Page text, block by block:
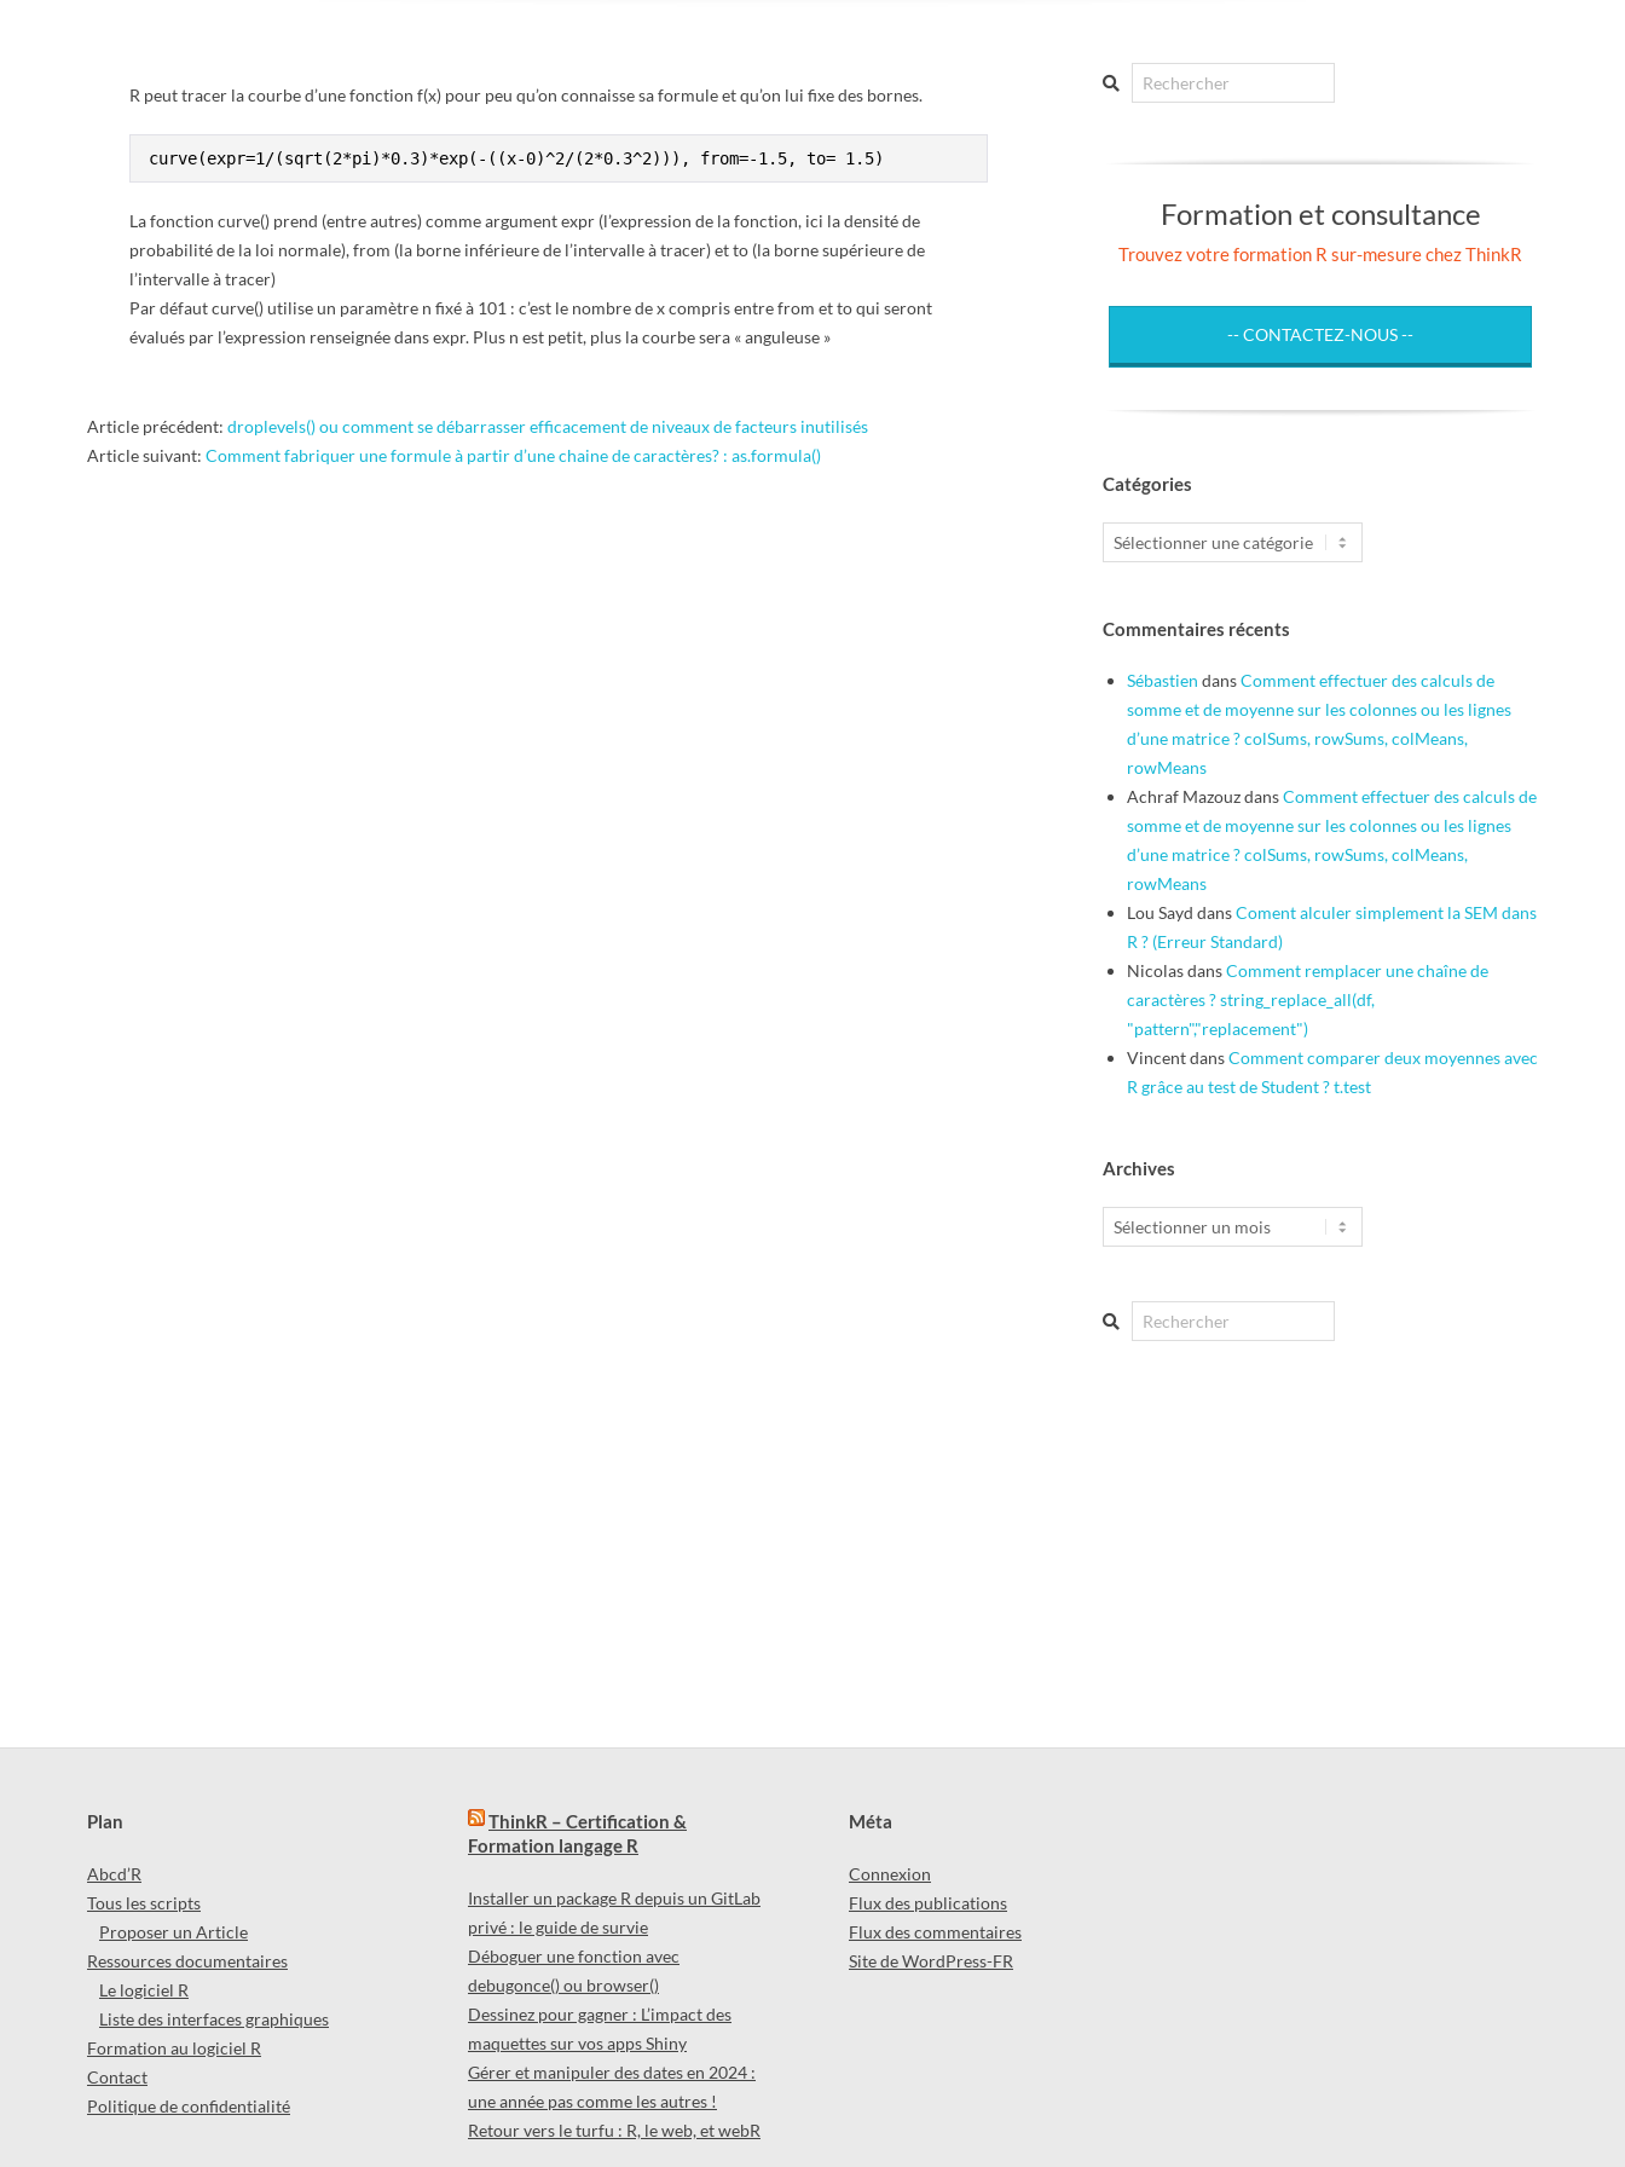
T
R peut tracer la courbe d’une fonction f(x) pour peu qu’on connaisse sa formule et qu’on lui fixe des bornes.
curve(expr=1/(sqrt(2*pi)*0.3)*exp(-((x-0)^2/(2*0.3^2))), from=-1.5, to= 1.5)
La fonction curve() prend (entre autres) comme argument expr (l’expression de la fonction, ici la densité de
probabilité de la loi normale), from (la borne inférieure de l’intervalle à tracer) et to (la borne supérieure de
l’intervalle à tracer)
Par défaut curve() utilise un paramètre n fixé à 101 : c’est le nombre de x compris entre from et to qui seront
évalués par l’expression renseignée dans expr. Plus n est petit, plus la courbe sera « anguleuse »
2016-
02-
Article précédent: droplevels() ou comment se débarrasser efficacement de niveaux de facteurs inutilisés
Article suivant: Comment fabriquer une formule à partir d’une chaine de caractères? : as.formula()
Search
Formation et consultance
Trouvez votre formation R sur-mesure chez ThinkR
-- CONTACTEZ-NOUS --
Catégories
Catégories
Commentaires récents
Sébastien dansComment effectuer des calculs de
somme et de moyenne sur les colonnes ou les lignes
d’une matrice ? colSums, rowSums, colMeans,
rowMeans
Achraf MazouzdansComment effectuer des calculs de
somme et de moyenne sur les colonnes ou les lignes
d’une matrice ? colSums, rowSums, colMeans,
rowMeans
Lou Sayd dansComent alculer simplement la SEM dans
R ? (Erreur Standard)
NicolasdansComment remplacer une chaîne de
caractères ? string_replace_all(df,
"pattern","replacement")
VincentdansComment comparer deux moyennes avec
R grâce au test de Student ? t.test
Archives
Archives
Search
Plan
Abcd’R
Tous les scripts
Proposer un Article
Ressources documentaires
Le logiciel R
Liste des interfaces graphiques
Formation au logiciel R
Contact
Politique de confidentialité
ThinkR – Certification &
Formation langage R
Installer un package R depuis un GitLab
privé : le guide de survie
Déboguer une fonction avec
debugonce() ou browser()
Dessinez pour gagner : L’impact des
maquettes sur vos apps Shiny
Gérer et manipuler des dates en 2024 :
une année pas comme les autres !
Retour vers le turfu : R, le web, et webR
Méta
Connexion
Flux des publications
Flux des commentaires
Site de WordPress-FR